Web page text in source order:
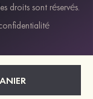
droits sont réservés.